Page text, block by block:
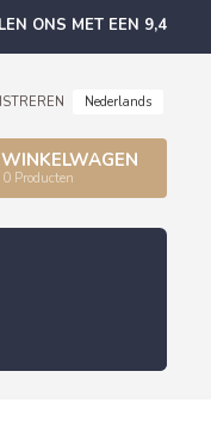
ONS MET EEN 9,4
Nederlands
WINKELWAGEN
0 Producten